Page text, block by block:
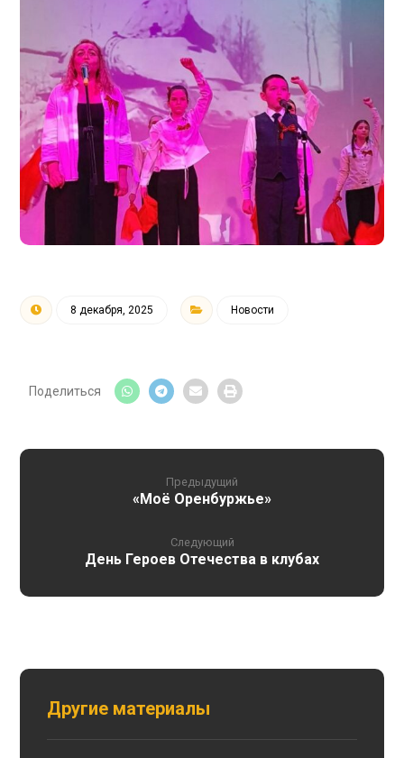
8 декабря, 2025 Новости
Предыдущий
«Моё Оренбуржье»
Следующий
День Героев Отечества в клубах
Другие материалы